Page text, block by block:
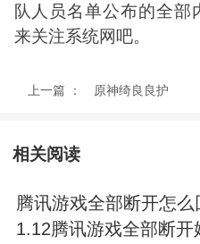
队人员名单公布的全部
来关注系统网吧。
上一篇 ： 原神绮良良护
机制详细介绍
相关阅读
腾讯游戏全部断开怎么
1.12腾讯游戏全部断开